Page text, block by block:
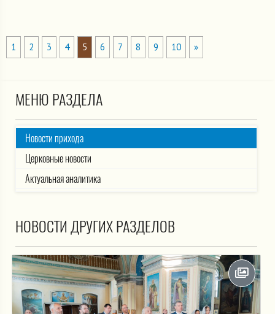
1 2 3 4 5 6 7 8 9 10 »
МЕНЮ РАЗДЕЛА
Новости прихода
Церковные новости
Актуальная аналитика
НОВОСТИ ДРУГИХ РАЗДЕЛОВ